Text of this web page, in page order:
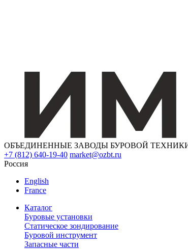
ОБЪЕДИНЕННЫЕ ЗАВОДЫ БУРОВОЙ ТЕХНИКИ
+7 (812) 640-19-40 market@ozbt.ru
Россия
English
France
Каталог
Буровые установки
Статическое зондирование
Буровой инструмент
Запасные части